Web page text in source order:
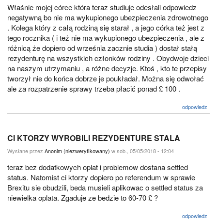
Właśnie mojej córce która teraz studiuje odesłali odpowiedz
negatywną bo nie ma wykupionego ubezpieczenia zdrowotnego
. Kolega który z całą rodziną się starał , a jego córka też jest z
tego rocznika ( i też nie ma wykupionego ubezpieczenia , ale z
różnicą że dopiero od września zacznie studia ) dostał stałą
rezydenturę na wszystkich członków rodziny . Obydwoje dzieci
na naszym utrzymaniu , a różne decyzje. Ktoś , kto te przepisy
tworzył nie do końca dobrze je poukładał. Można się odwołać
ale za rozpatrzenie sprawy trzeba płacić ponad £ 100 .
odpowiedz
CI KTORZY WYROBILI REZYDENTURE STALA
Wysłane przez Anonim (niezweryfikowany) w sob., 05/05/2018 - 12:04
teraz bez dodatkowych oplat i problemow dostana settled
status. Natomist ci ktorzy dopiero po referendum w sprawie
Brexitu sie obudzili, beda musieli aplikowac o settled status za
niewielka oplata. Zgaduje ze bedzie to 60-70 £ ?
odpowiedz